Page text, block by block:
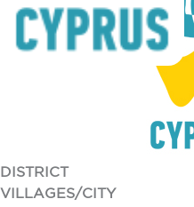
DISTRICT
VILLAGES/CITY